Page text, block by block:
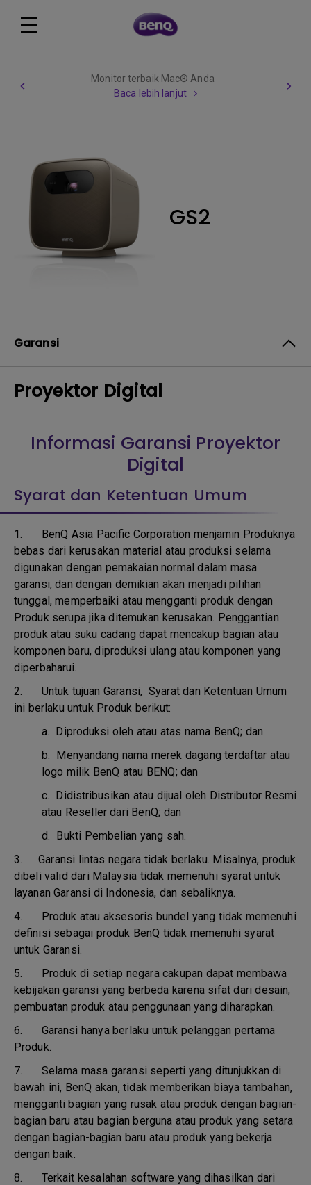
Monitor terbaik Mac® Anda
Baca lebih lanjut
GS2
Garansi
Proyektor Digital
Informasi Garansi Proyektor
Digital
Syarat dan Ketentuan Umum
1. BenQ Asia Pacific Corporation menjamin Produknya
bebas dari kerusakan material atau produksi selama
digunakan dengan pemakaian normal dalam masa
garansi, dan dengan demikian akan menjadi pilihan
tunggal, memperbaiki atau mengganti produk dengan
Produk serupa jika ditemukan kerusakan. Penggantian
produk atau suku cadang dapat mencakup bagian atau
komponen baru, diproduksi ulang atau komponen yang
diperbaharui.
2. Untuk tujuan Garansi, Syarat dan Ketentuan Umum
ini berlaku untuk Produk berikut:
a. Diproduksi oleh atau atas nama BenQ; dan
b. Menyandang nama merek dagang terdaftar atau
logo milik BenQ atau BENQ; dan
c. Didistribusikan atau dijual oleh Distributor Resmi
atau Reseller dari BenQ; dan
d. Bukti Pembelian yang sah.
3.Garansi lintas negara tidak berlaku. Misalnya, produk
dibeli valid dari Malaysia tidak memenuhi syarat untuk
layanan Garansi di Indonesia, dan sebaliknya.
4. Produk atau aksesoris bundel yang tidak memenuhi
definisi sebagai produk BenQ tidak memenuhi syarat
untuk Garansi.
5. Produk di setiap negara cakupan dapat membawa
kebijakan garansi yang berbeda karena sifat dari desain,
pembuatan produk atau penggunaan yang diharapkan.
6. Garansi hanya berlaku untuk pelanggan pertama
Produk.
7. Selama masa garansi seperti yang ditunjukkan di
bawah ini, BenQ akan, tidak memberikan biaya tambahan,
mengganti bagian yang rusak atau produk dengan bagian-
bagian baru atau bagian berguna atau produk yang setara
dengan bagian-bagian baru atau produk yang bekerja
dengan baik.
8. Terkait kesalahan software yang dihasilkan dari